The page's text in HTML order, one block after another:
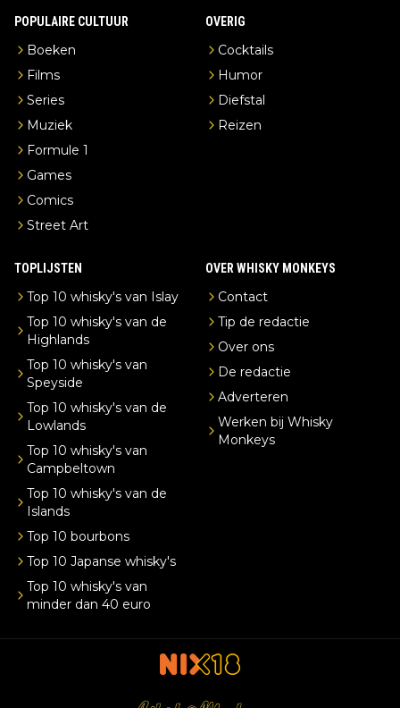
POPULAIRE CULTUUR
Boeken
Films
Series
Muziek
Formule 1
Games
Comics
Street Art
OVERIG
Cocktails
Humor
Diefstal
Reizen
TOPLIJSTEN
Top 10 whisky's van Islay
Top 10 whisky's van de
Highlands
Top 10 whisky's van
Speyside
Top 10 whisky's van de
Lowlands
Top 10 whisky's van
Campbeltown
Top 10 whisky's van de
Islands
Top 10 bourbons
Top 10 Japanse whisky's
Top 10 whisky's van
minder dan 40 euro
OVER WHISKY MONKEYS
Contact
Tip de redactie
Over ons
De redactie
Adverteren
Werken bij Whisky
Monkeys